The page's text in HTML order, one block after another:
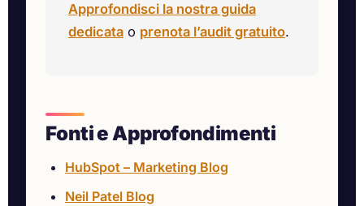
Approfondisci la nostra guida
dedicata o prenota l’audit gratuito.
Fonti e Approfondimenti
HubSpot – Marketing Blog
Neil Patel Blog